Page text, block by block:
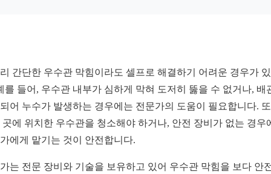
간단한 우수관 막힘이라도 셀프로 해결하기 어려운 경우가
를 들어, 우수관 내부가 심하게 막혀 도저히 뚫을 수 없거나, 배
어 누수가 발생하는 경우에는 전문가의 도움이 필요합니다.
곳에 위치한 우수관을 청소해야 하거나, 안전 장비가 없는 경우
에게 맡기는 것이 안전합니다.
는 전문 장비와 기술을 보유하고 있어 우수관 막힘을 보다 안